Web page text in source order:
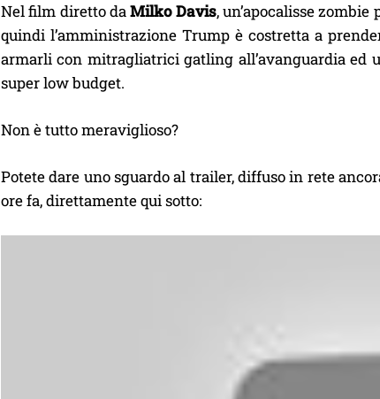
Nel film diretto daMilko Davis, un’apocalisse
quindi l’amministrazione Trump è costretta a
armarli con mitragliatrici gatling all’avanguardia ed
super low budget.
Non è tutto meraviglioso?
Potete dare uno sguardo al trailer, diffuso in rete
ore fa, direttamente qui sotto: